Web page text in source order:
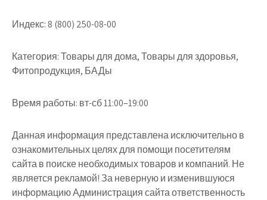
Индекс:8 (800) 250-08-00
Категория:Товары для дома, Товары для здоровья,
Фитопродукция, БАДы
Время работы: вт-сб 11:00–19:00
Данная информация представлена исключительно в
ознакомительных целях для помощи посетителям
сайта в поиске необходимых товаров и компаний. Не
является рекламой! За неверную и изменившуюся
информацию Администрация сайта ответственность